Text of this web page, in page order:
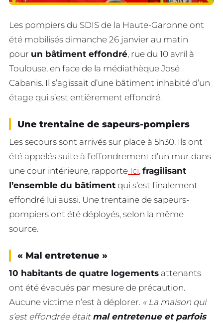
Les pompiers du SDIS de la Haute-Garonne ont
été mobilisés dimanche 26 janvier au matin
pour un bâtiment effondré, rue du 10 avril à
Toulouse, en face de la médiathèque José
Cabanis. Il s’agissait d’une bâtiment inhabité d’un
étage qui s’est entièrement effondré.
Une trentaine de sapeurs-pompiers
Les secours sont arrivés sur place à 5h30. Ils ont
été appelés suite à l’effondrement d’un mur dans
une cour intérieure, rapporte Ici, fragilisant
l’ensemble du bâtiment qui s’est finalement
effondré lui aussi. Une trentaine de sapeurs-
pompiers ont été déployés, selon la même
source.
« Mal entretenue »
10 habitants de quatre logements attenants
ont été évacués par mesure de précaution.
Aucune victime n’est à déplorer. « La maison qui
s’est effondrée était mal entretenue et parfois